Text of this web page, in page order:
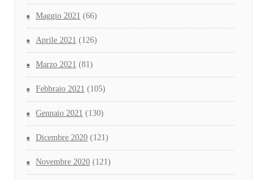
Maggio 2021 (66)
Aprile 2021 (126)
Marzo 2021 (81)
Febbraio 2021 (105)
Gennaio 2021 (130)
Dicembre 2020 (121)
Novembre 2020 (121)